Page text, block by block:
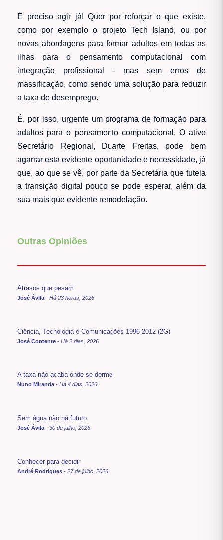
É preciso agir já! Quer por reforçar o que existe,
como por exemplo o projeto Tech Island, ou por
novas abordagens para formar adultos em todas as
ilhas para o pensamento computacional com
integração profissional - mas sem erros de
massificação, como sendo uma solução para reduzir
a taxa de desemprego.
É, por isso, urgente um programa de formação para
adultos para o pensamento computacional. O ativo
Secretário Regional, Duarte Freitas, pode bem
agarrar esta evidente oportunidade e necessidade, já
que, ao que se vê, por parte da Secretária que tutela
a transição digital pouco se pode esperar, além da
sua mais que evidente remodelação.
Outras Opiniões
Atrasos que pesam
José Ávila - Há 23 horas, 2026
Ciência, Tecnologia e Comunicações 1996-2012 (2G)
José Contente - Há 2 dias, 2026
A taxa não acaba onde se dorme
Nuno Miranda - Há 4 dias, 2026
Sem água não há futuro
José Ávila - 30 de julho, 2026
Conhecer para decidir
André Rodrigues - 27 de julho, 2026